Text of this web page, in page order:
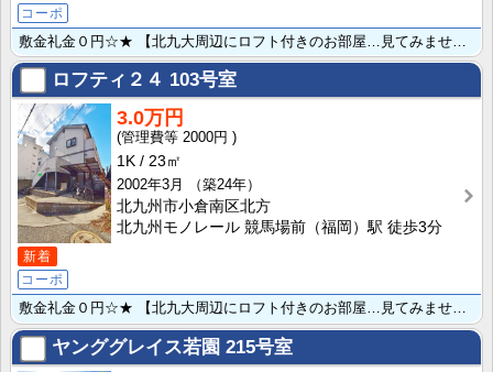
コーポ
敷金礼金０円☆★ 【北九大周辺にロフト付きのお部屋…見てみませんか♪】 北九州市立大学まで徒歩1分！･･･
ロフティ２４ 103号室
新着
コーポ
3.0万円
2000円
1K
23㎡
2002年3月
（築24年）
北九州市小倉南区北方
北九州モノレール 競馬場前（福岡）駅 徒歩3分
敷金礼金０円☆★ 【北九大周辺にロフト付きのお部屋…見てみませんか♪】 北九州市立大学まで徒歩1分！･･･
ヤンググレイス若園 215号室